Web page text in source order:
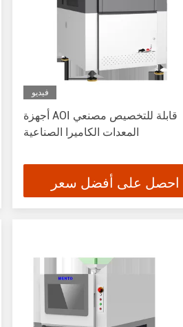
فيديو
أجهزة AOI قابلة للتخصيص مصنعي
المعدات الكاميرا الصناعية
احصل على أفضل سعر